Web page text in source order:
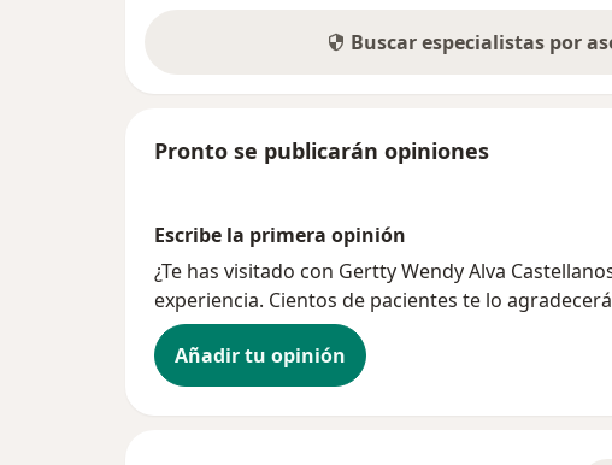
Buscar especialistas por
Pronto se publicarán opiniones
Escribe la primera opinión
¿Te has visitado con Gertty Wendy Alva
experiencia. Cientos de pacientes te lo
Añadir tu opinión